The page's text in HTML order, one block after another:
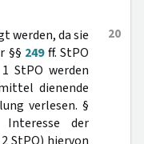
20
werden, da sie
§§ 249ff. StPO
StPO werden
dienende
verlesen. §
der